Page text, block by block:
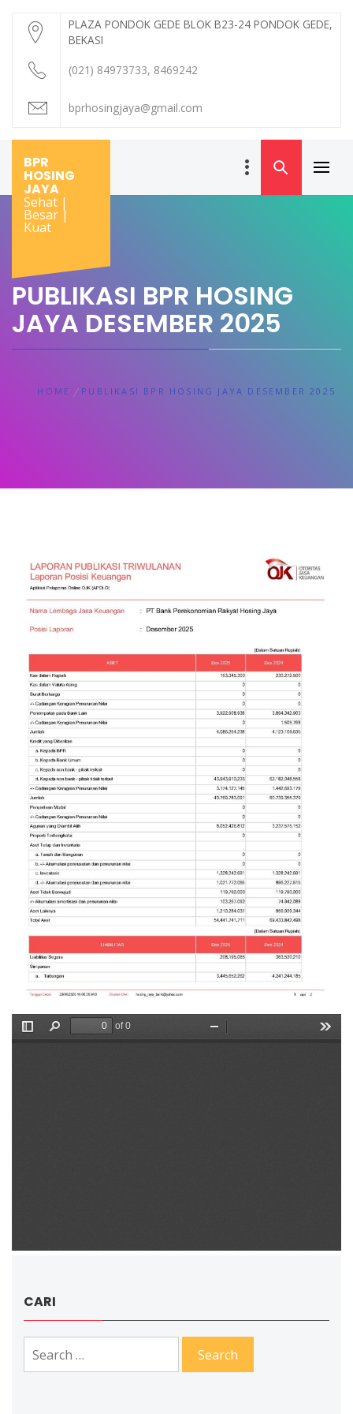
content
PLAZA PONDOK GEDE BLOK B23-24 PONDOK GEDE,
BEKASI
(021) 84973733, 8469242
bprhosingjaya@gmail.com
BPR
HOSING
JAYA
Sehat |
Besar |
Kuat
Menu
PUBLIKASI BPR HOSING
JAYA DESEMBER 2025
HOME PUBLIKASI BPR HOSING JAYA DESEMBER 2025
CARI
for: